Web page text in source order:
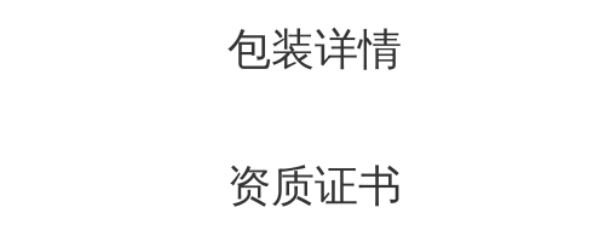
包装详情
资质证书